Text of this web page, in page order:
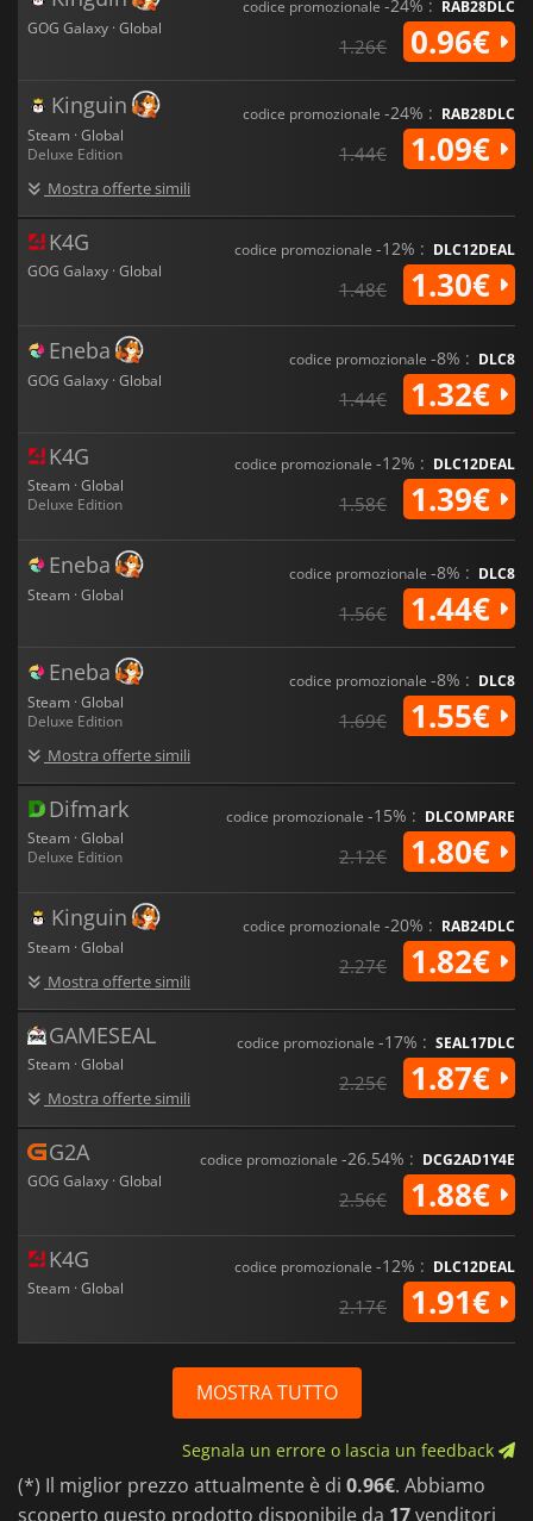
GOG Galaxy · Global
codice promozionale -24% : RAB28DLC
1.26€ 0.96€
Kinguin
Steam · Global
Deluxe Edition
Mostra offerte simili
codice promozionale -24% : RAB28DLC
1.44€ 1.09€
K4G
GOG Galaxy · Global
codice promozionale -12% : DLC12DEAL
1.48€ 1.30€
Eneba
GOG Galaxy · Global
codice promozionale -8% : DLC8
1.44€ 1.32€
K4G
Steam · Global
Deluxe Edition
codice promozionale -12% : DLC12DEAL
1.58€ 1.39€
Eneba
Steam · Global
codice promozionale -8% : DLC8
1.56€ 1.44€
Eneba
Steam · Global
Deluxe Edition
Mostra offerte simili
codice promozionale -8% : DLC8
1.69€ 1.55€
Difmark
Steam · Global
Deluxe Edition
codice promozionale -15% : DLCOMPARE
2.12€ 1.80€
Kinguin
Steam · Global
Mostra offerte simili
codice promozionale -20% : RAB24DLC
2.27€ 1.82€
GAMESEAL
Steam · Global
Mostra offerte simili
codice promozionale -17% : SEAL17DLC
2.25€ 1.87€
G2A
GOG Galaxy · Global
codice promozionale -26.54% : DCG2AD1Y4E
2.56€ 1.88€
K4G
Steam · Global
codice promozionale -12% : DLC12DEAL
2.17€ 1.91€
MOSTRA TUTTO
Segnala un errore o lascia un feedback
(*) Il miglior prezzo attualmente è di 0.96€. Abbiamo
scoperto questo prodotto disponibile da 17venditori